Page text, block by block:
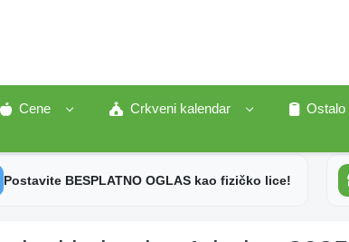
Cene Crkveni kalendar
Ostalo
Postavite BESPLATNO OGLAS kao fizičko lice!